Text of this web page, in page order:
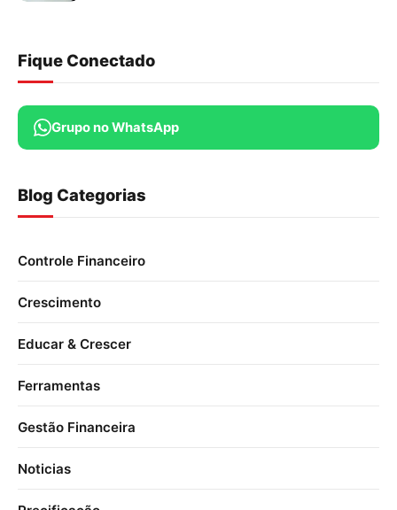
Fique Conectado
Grupo no WhatsApp
Blog Categorias
Controle Financeiro
Crescimento
Educar & Crescer
Ferramentas
Gestão Financeira
Noticias